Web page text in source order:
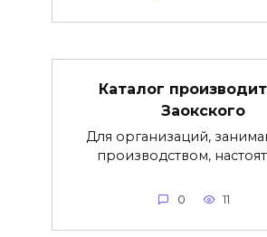
Каталог
Заокского
Для организаций,
производством,
0 11